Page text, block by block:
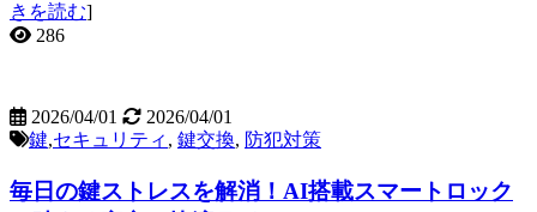
きを読む]
286
2026/04/01
2026/04/01
鍵,セキュリティ , 鍵交換, 防犯対策
毎日の鍵ストレスを解消！AI搭載スマートロック